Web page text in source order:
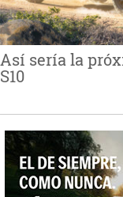
Así sería la
S10